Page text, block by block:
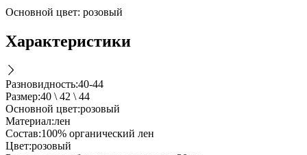
Основной цвет: розовый
Характеристики
Разновидность:40-44
Размер:40 \ 42 \ 44
Основной цвет:розовый
Материал:лен
Состав:100% органический лен
Цвет:розовый